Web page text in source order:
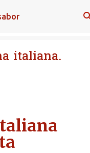
italiana.